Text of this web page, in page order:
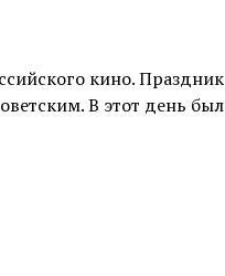
кино. Праздник
В этот день был